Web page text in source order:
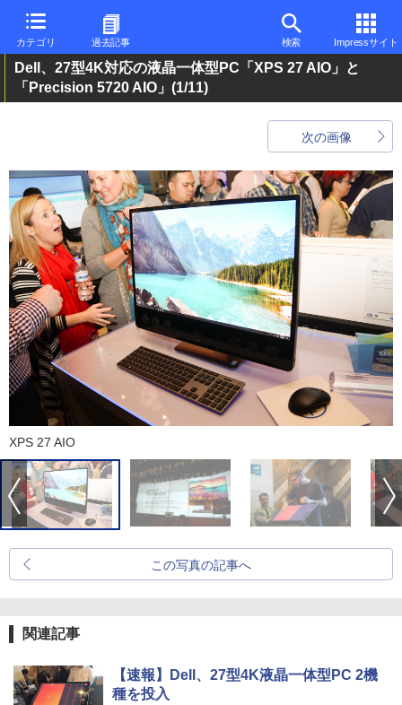
カテゴリ 過去記事 検索 Impressサイト
Dell、27型4K対応の液晶一体型PC「XPS 27 AIO」と
「Precision 5720 AIO」 (1/11)
次の画像
XPS 27 AIO
この写真の記事へ
関連記事
【速報】Dell、27型4K液晶一体型PC 2機
種を投入